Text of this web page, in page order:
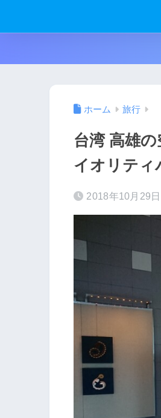
ホーム 旅行
台湾 高雄
イオリティ
2018年10月29日